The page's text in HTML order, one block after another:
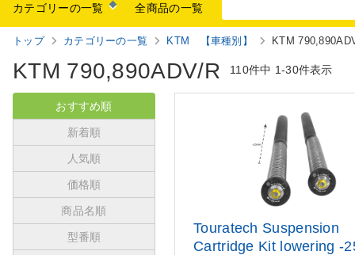
カテゴリーの一覧 全商品の一覧
トップ カテゴリーの一覧 KTM 【車種別】 KTM
KTM 790,890ADV/R 110件中 1-30件表示
Touratech Suspension
Cartridge Kit lowering -
おすすめ順
新着順
人気順
価格順
商品名順
型番順